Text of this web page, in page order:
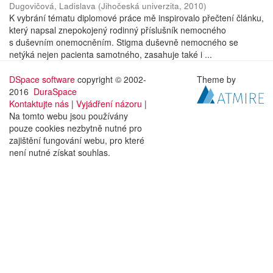
Dugovičová, Ladislava (Jihočeská univerzita, 2010)
K vybrání tématu diplomové práce mě inspirovalo přečtení článku,
který napsal znepokojený rodinný příslušník nemocného
s duševním onemocněním. Stigma duševně nemocného se
netýká nejen pacienta samotného, zasahuje také i ...
DSpace software copyright © 2002-
2016 DuraSpace
Kontaktujte nás | Vyjádření názoru |
Na tomto webu jsou používány
pouze cookies nezbytně nutné pro
zajištění fungování webu, pro které
není nutné získat souhlas.
Theme by